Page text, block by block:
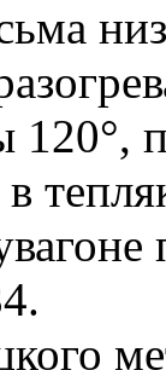
120°,